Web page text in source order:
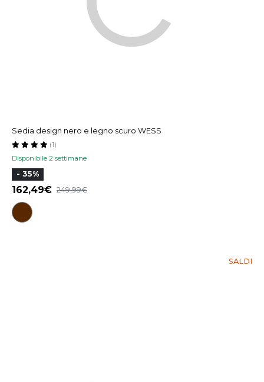
Sedia design nero e legno scuro WESS
Disponibile 2 settimane
(1)
- 35%
162,49 249,99
SALDI